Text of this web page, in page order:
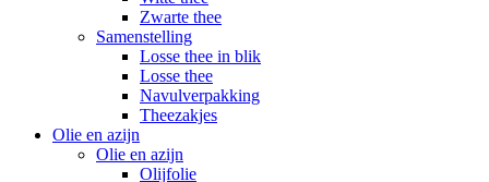
Zwarte thee
Samenstelling
Losse thee in blik
Losse thee
Navulverpakking
Theezakjes
Olie en azijn
Olie en azijn
Olijfolie